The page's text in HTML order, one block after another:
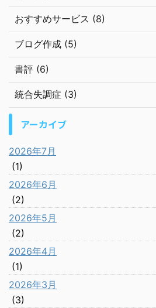
おすすめサービス (8)
ブログ作成 (5)
書評 (6)
統合失調症 (3)
アーカイブ
2026年7月
(1)
2026年6月
(2)
2026年5月
(2)
2026年4月
(1)
2026年3月
(3)